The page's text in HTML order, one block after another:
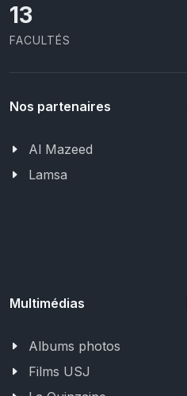
13
FACULTÉS
Nos partenaires
Al Mazeed
Lamsa
Multimédias
Albums photos
Films USJ